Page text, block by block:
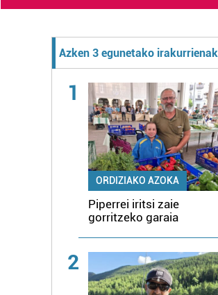
Azken 3 egunetako irakurrienak
1
ORDIZIAKO AZOKA
Piperrei iritsi zaie
gorritzeko garaia
2